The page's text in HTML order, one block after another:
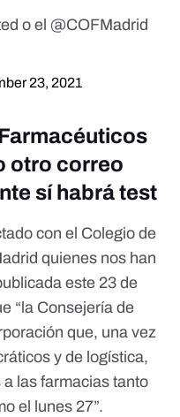
o el @COFMadrid
23, 2021
otro correo
sí habrá test
con el Colegio de
quienes nos han
este 23 de
“la Consejería de
que, una vez
y de logística,
las farmacias tanto
el lunes 27”.